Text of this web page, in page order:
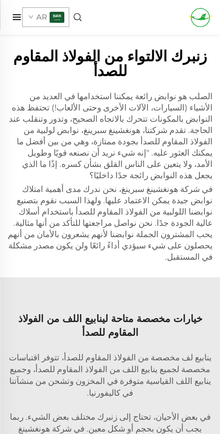
AR
زنبرك الالتواء من الفولاذ المقاوم
للصدأ
الصلب هو نوابض رائعة يمكننا استخدامها في العديد من
الأشياء (السيارات، الآلات الأخرى وحتى الألعاب!) تحتفظ هذه
النوابض بالمكونات تتحرك بالاتجاه الصحيح، وتدور وتنقلب عند
الحاجة. تقدم شركتنا، هونغشينغ سبرينغ، نوابض لولبية من
الفولاذ المقاوم للصدأ بجودة ممتازة، وهي من بين أفضل ما
يمكنك العثور عليه. "إنه شيء نريد أن نصنعه قويًا وطويل
الأمد، ولا يتعين على الناس القلق بشأن كسره. إذًا ما الذي
يجعل هذه النوابض رائجة جدًا داخليًا؟
في شركة هونغشينغ سبرينغ، نحن ندرك مدى أهمية امتلاك
نوابض جيدة يمكن الاعتماد عليها. ولهذا السبب نقوم بتصنيع
نوابضنا اللولبية من الفولاذ المقاوم للصدأ باستخدام أسلاك
عالية الجودة جدًا. نحن نواصل مراجعتها للتأكد من أنها مثالية.
يحب المشترون الجملة نوابضنا لأنهم يشعرون بالأمان من أنهم
يحصلون على شيء سيؤدي أداءً رائعًا ولن يكون مصدر مشكلة
في المستقبل.
خيارات مخصصة متاحة لينابيع اللف من الفولاذ
المقاوم للصدأ
ينابيع لف مخصصة من الفولاذ المقاوم للصدأ، تتوفر اقتباسات
مخصصة لجميع ينابيع اللف من الفولاذ المقاوم للصدأ، وجميع
ينابيع اللف القياسية متوفرة في المخزون وتشحن من منشآتنا
في كاليفورنيا.
في بعض الأحيان، تحتاج إلى زنبرك مختلف بعض الشيء. ربما
يجب أن يكون بحجم أو شكل معين. في شركة هونغشينغ